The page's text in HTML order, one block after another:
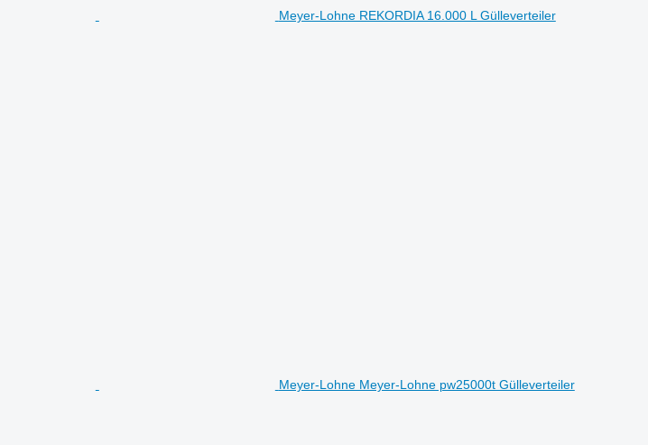
Meyer-Lohne REKORDIA 16.000 L Gülleverteiler
Meyer-Lohne Meyer-Lohne pw25000t Gülleverteiler